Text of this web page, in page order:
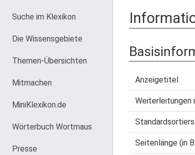
Anzeigetitel
Weiterleitungen
Seitenlänge (in
Suche im Klexikon
Die Wissensgebiete
Themen-Übersichten
Mitmachen
MiniKlexikon.de
Wörterbuch Wortmaus
Presse